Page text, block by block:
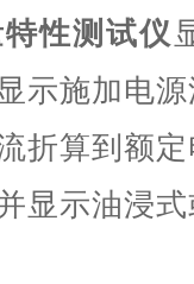
性测试仪
示施加电
折算到额
显示油浸